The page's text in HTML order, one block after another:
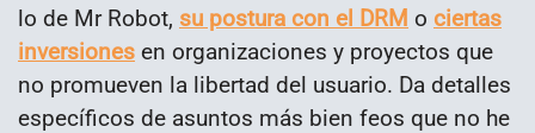
lo de Mr Robot, su postura con el DRM o ciertas
inversiones en organizaciones y proyectos que
no promueven la libertad del usuario. Da detalles
específicos de asuntos más bien feos que no he